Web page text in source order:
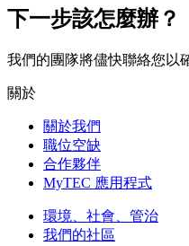
下一步該怎麼辦？
我們的團隊將儘快聯絡您以
關於
關於我們
職位空缺
合作夥伴
MyTEC 應用程式
環境、社會、管治
我們的社區